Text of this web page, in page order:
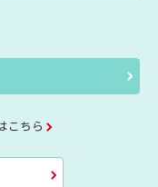
こちら